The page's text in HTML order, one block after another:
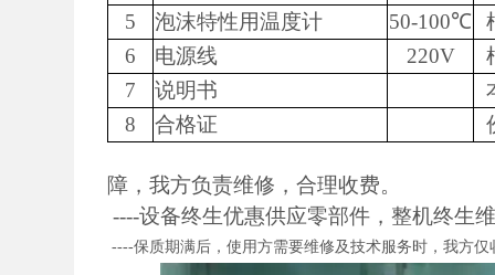
5
泡沫特性用温度计 50-100℃
6
电源线 220V
7
说明书
8
合格证
障，我方负责维修，合理收费。
----设备终生优惠供应零部件，整机终生
----保质期满后，使用方需要维修及技术服务时，我方仅